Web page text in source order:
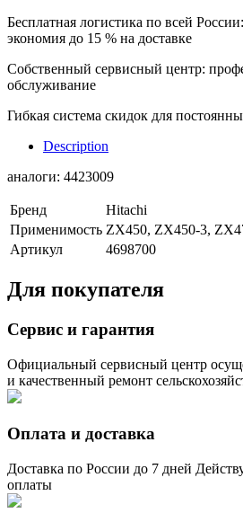
Бесплатная логистика по всей
экономия до 15 % на доставке
Собственный сервисный центр:
обслуживание
Гибкая система скидок для
Description
аналоги: 4423009
Бренд
Hitachi
Применимость ZX450, ZX450-3,
Артикул
4698700
Для покупателя
Сервис и гарантия
Официальный сервисный центр
и качественный ремонт
Оплата и доставка
Доставка по России до 7 дней
оплаты